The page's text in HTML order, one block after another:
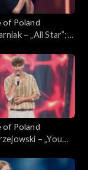
of Poland
– „All Star”;
w ciemno, 21
of Poland
– „You
Przesłuchania w